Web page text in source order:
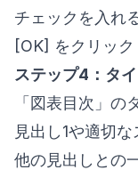
チェックを入れ
[OK] をクリック
ステップ4：タ
「図表目次」の
見出し1や適切
他の見出しとの